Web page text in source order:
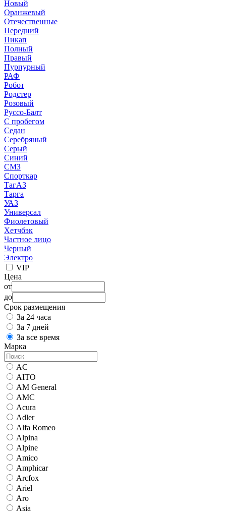
Новый
Оранжевый
Отечественные
Передний
Пикап
Полный
Правый
Пурпурный
РАФ
Робот
Родстер
Розовый
Руссо-Балт
С пробегом
Седан
Серебряный
Серый
Синий
СМЗ
Спорткар
ТагАЗ
Тарга
УАЗ
Универсал
Фиолетовый
Хетчбэк
Частное лицо
Черный
Электро
VIP
Цена
от
до
Срок размещения
За 24 часа
За 7 дней
За все время
Марка
AC
AITO
AM General
AMC
Acura
Adler
Alfa Romeo
Alpina
Alpine
Amico
Amphicar
Arcfox
Ariel
Aro
Asia